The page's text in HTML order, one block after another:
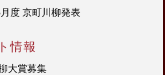
情報
大賞募集
月度 京町川柳発表